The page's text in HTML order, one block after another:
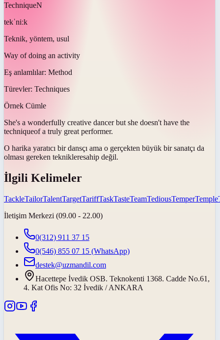
TechniqueN
tekˈniːk
Teknik, yöntem, usul
Way of doing an activity
Eş anlamlılar: Method
Türevler: Techniques
Örnek Cümle
She's a wonderfully creative dancer but she doesn't have the
techniqueof a truly great performer.
O harika yaratıcı bir dansçı ama o gerçekten büyük bir sanatçı da
olması gereken teknikleresahip değil.
İlgili Kelimeler
TackleTailorTalentTargetTariffTaskTasteTeamTediousTemperTemple
İletişim Merkezi (09.00 - 22.00)
0(312) 911 37 15
0(546) 855 07 15 (WhatsApp)
destek@uzmandil.com
Hacettepe İvedik OSB. Teknokenti 1368. Cadde No.61,
4. Kat Ofis No: 32 İvedik / ANKARA